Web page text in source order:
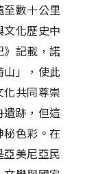
數十公里
化歷史中
記載，諾
」，使此
共同尊崇
遺跡，但這
色彩。在
美尼亞民